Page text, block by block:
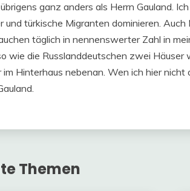
ganz anders als Herrn Gauland.
und türkische Migranten dominieren.
täglich in nennenswerter Zahl in
wie die Russlanddeutschen zwei
im Hinterhaus nebenan. Wen ich hier
Themen